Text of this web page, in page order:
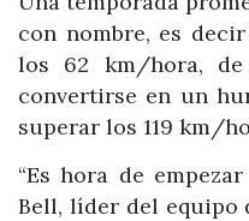
con nombre, es
los 62 km/hora,
convertirse en un
superar los 119 km/
“Es hora de
Bell, líder del equipo